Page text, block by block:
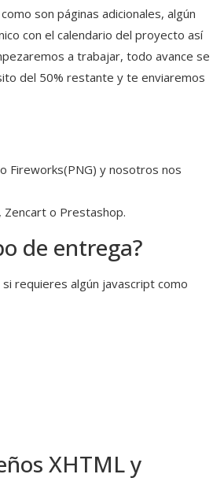
son páginas adicionales, algún
con el calendario del proyecto así
a trabajar, todo avance se
del 50% restante y te enviaremos
Fireworks(PNG) y nosotros nos
o Prestashop.
de entrega?
requieres algún javascript como
XHTML y